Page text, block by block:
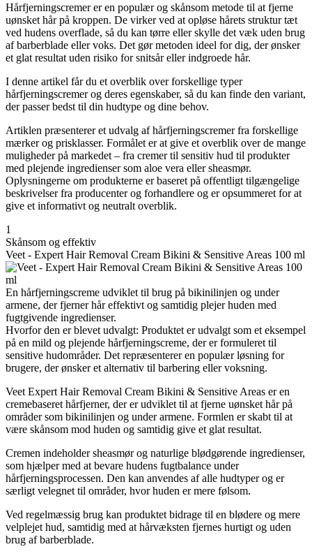
Hårfjerningscremer er en populær og skånsom metode til at fjerne
uønsket hår på kroppen. De virker ved at opløse hårets struktur tæt
ved hudens overflade, så du kan tørre eller skylle det væk uden brug
af barberblade eller voks. Det gør metoden ideel for dig, der ønsker
et glat resultat uden risiko for snitsår eller indgroede hår.
I denne artikel får du et overblik over forskellige typer
hårfjerningscremer og deres egenskaber, så du kan finde den variant,
der passer bedst til din hudtype og dine behov.
Artiklen præsenterer et udvalg af hårfjerningscremer fra forskellige
mærker og prisklasser. Formålet er at give et overblik over de mange
muligheder på markedet – fra cremer til sensitiv hud til produkter
med plejende ingredienser som aloe vera eller sheasmør.
Oplysningerne om produkterne er baseret på offentligt tilgængelige
beskrivelser fra producenter og forhandlere og er opsummeret for at
give et informativt og neutralt overblik.
1
Skånsom og effektiv
Veet - Expert Hair Removal Cream Bikini & Sensitive Areas 100 ml
En hårfjerningscreme udviklet til brug på bikinilinjen og under
armene, der fjerner hår effektivt og samtidig plejer huden med
fugtgivende ingredienser.
Hvorfor den er blevet udvalgt: Produktet er udvalgt som et eksempel
på en mild og plejende hårfjerningscreme, der er formuleret til
sensitive hudområder. Det repræsenterer en populær løsning for
brugere, der ønsker et alternativ til barbering eller voksning.
Veet Expert Hair Removal Cream Bikini & Sensitive Areas er en
cremebaseret hårfjerner, der er udviklet til at fjerne uønsket hår på
områder som bikinilinjen og under armene. Formlen er skabt til at
være skånsom mod huden og samtidig give et glat resultat.
Cremen indeholder sheasmør og naturlige blødgørende ingredienser,
som hjælper med at bevare hudens fugtbalance under
hårfjerningsprocessen. Den kan anvendes af alle hudtyper og er
særligt velegnet til områder, hvor huden er mere følsom.
Ved regelmæssig brug kan produktet bidrage til en blødere og mere
velplejet hud, samtidig med at hårvæksten fjernes hurtigt og uden
brug af barberblade.